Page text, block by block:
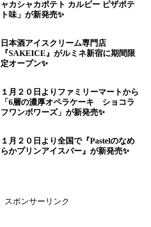
ャカシャカポテト カルビー ピザポテ
ト味」が新発売✨
日本酒アイスクリーム専門店
『SAKEICE』がルミネ新宿に期間限
定オープン✨
１月２０日よりファミリーマートから
「6層の濃厚オペラケーキ ショコラ
フワンボワーズ」が新発売✨
１月２０日より全国で『Pastelのなめ
らかプリンアイスバー』が新発売✨
スポンサーリンク